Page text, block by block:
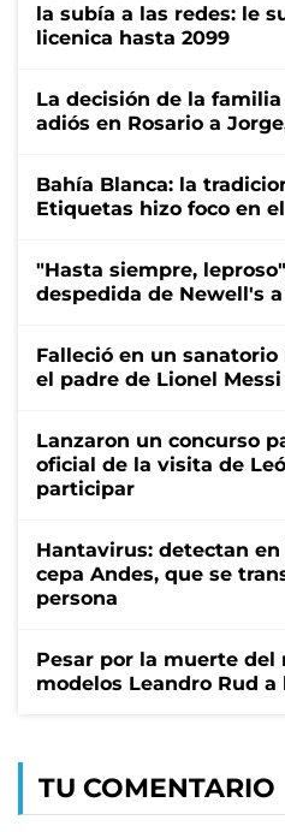
la subía a las redes: le
licenica hasta 2099
La decisión de la
adiós en Rosario a
Bahía Blanca: la
Etiquetas hizo foco en
"Hasta siempre,
despedida de Newell's
Falleció en un
el padre de Lionel Messi
Lanzaron un concurso
oficial de la visita de
participar
Hantavirus: detectan en
cepa Andes, que se
persona
Pesar por la muerte del
modelos Leandro Rud a
TU COMENTARIO